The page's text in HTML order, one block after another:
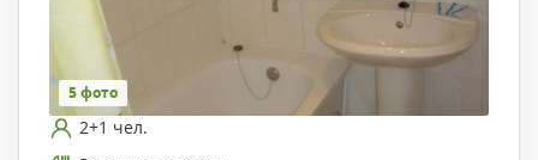
5 фото
2+1 чел.